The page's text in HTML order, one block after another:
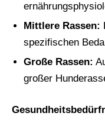
Mittlere Rassen:
spezifischen
Große Rassen:
großer